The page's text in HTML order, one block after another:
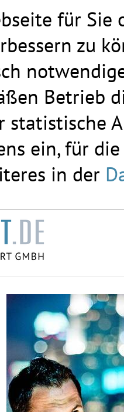
für
zu
Betrieb
statistische
ein, für
in der